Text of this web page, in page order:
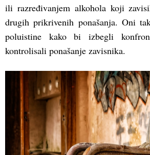
ili razređivanjem alkohola koji
drugih prikrivenih ponašanja. Oni
poluistine kako bi izbegli
kontrolisali ponašanje zavisnika.